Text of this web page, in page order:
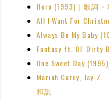
Hero (1993)｜歌詞・
All I Want For
Always Be My Baby
Fantasy ft. Ol' Dirty
One Sweet Day
Mariah Carey, Jay-Z
和訳